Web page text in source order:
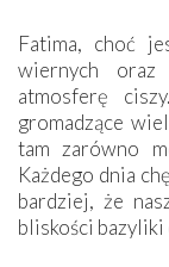
Fatima, choć
wiernych oraz
atmosferę
gromadzące
tam zarówno
Każdego dnia
bardziej, że
bliskości